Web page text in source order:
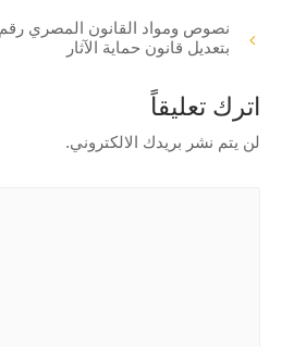
بتعديل قانون حماية الآثار
اترك تعليقاً
لن يتم نشر بريدك الالكتروني.